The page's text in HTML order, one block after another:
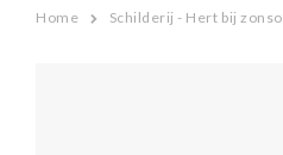
Home Schilderij - Hert bij